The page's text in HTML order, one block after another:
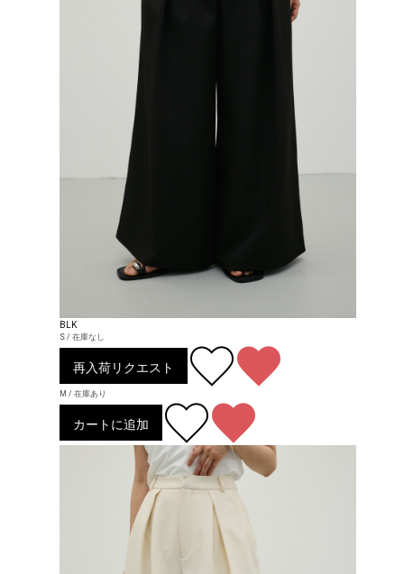
BLK
S / 在庫なし
再入荷リクエスト
M / 在庫あり
カートに追加